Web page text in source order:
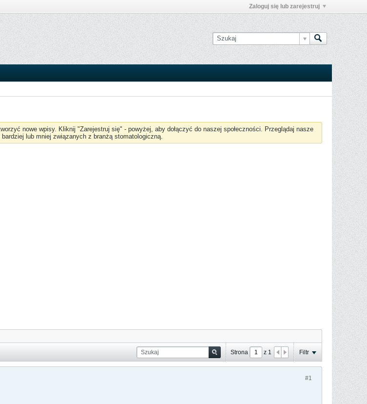
Zaloguj się lub zarejestruj
nowe wpisy. Kliknij "Zarejestruj się" - powyżej, aby dołączyć do naszej społeczności. Przeglądaj nasze
lub mniej związanych z branżą stomatologiczną.
Strona z 1 Filtr
#1